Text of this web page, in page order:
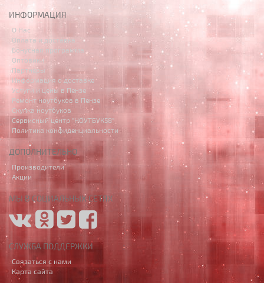
ИНФОРМАЦИЯ
О Нас
Оплата и доставка
Бонусная программа
Оптовики
Партнёры
Информация о доставке
Услуги и цены в Пензе
Ремонт ноутбуков в Пензе
Скупка ноутбуков
Сервисный центр "НОУТБУК58"
Политика конфиденциальности
ДОПОЛНИТЕЛЬНО
Производители
Акции
МЫ В СОЦИАЛЬНЫХ СЕТЯХ
СЛУЖБА ПОДДЕРЖКИ
Связаться с нами
Карта сайта